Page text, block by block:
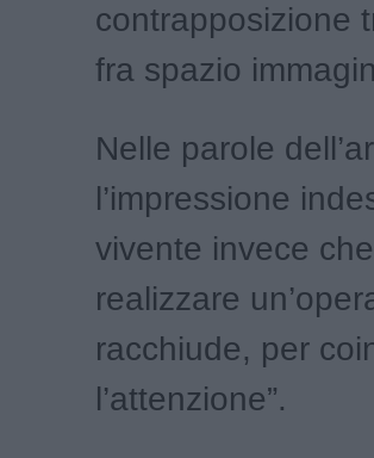
contrapposizione
fra spazio
Nelle parole
l’impressione
vivente invece
realizzare
racchiude, per
l’attenzione”.